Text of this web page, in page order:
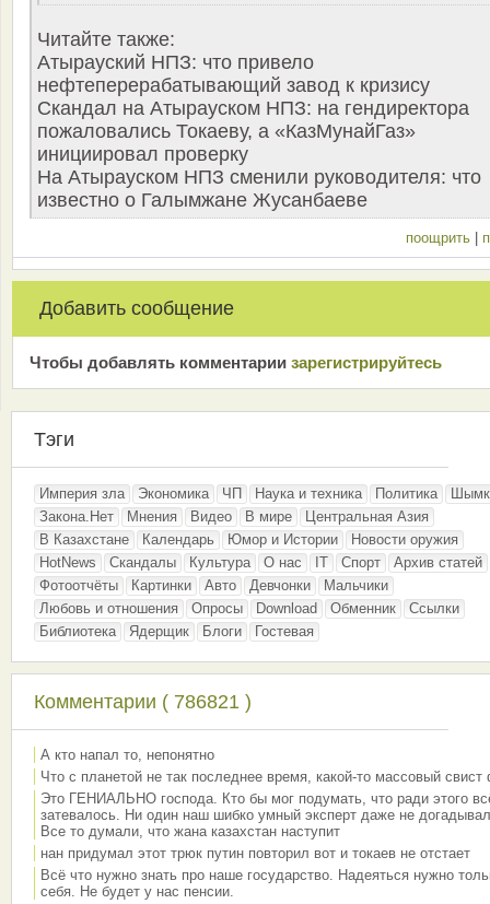
Читайте также:
Атырауский НПЗ: что привело
нефтеперерабатывающий завод к кризису
Скандал на Атырауском НПЗ: на гендиректора
пожаловались Токаеву, а «КазМунайГаз»
инициировал проверку
На Атырауском НПЗ сменили руководителя: что
известно о Галымжане Жусанбаеве
поощрить
Добавить сообщение
Чтобы добавлять комментарии зарeгиcтрирyйтeсь
Тэги
Империя зла Экономика ЧП Наука и техника Политика
Закона.Нет
Мнения Видео В мире
Центральная Азия
В Казахстане
Календарь Юмор и Истории
Новости оружия
HotNews
Скандалы Культура О нас IT Спорт
Архив статей
Фотоотчёты
Картинки Авто Девчонки
Мальчики
Любовь и отношения
Опросы Download Обменник
Ссылки
Библиотека
Ядерщик Блоги Гостевая
Комментарии ( 786821 )
А кто напал то, непонятно
Что с планетой не так последнее время, какой-то массовый свист
Это ГЕНИАЛЬНО господа. Кто бы мог подумать, что ради этого
затевалось. Ни один наш шибко умный эксперт даже не
Все то думали, что жана казахстан наступит
нан придумал этот трюк путин повторил вот и токаев не отстает
Всё что нужно знать про наше государство. Надеяться нужно
себя. Не будет у нас пенсии.